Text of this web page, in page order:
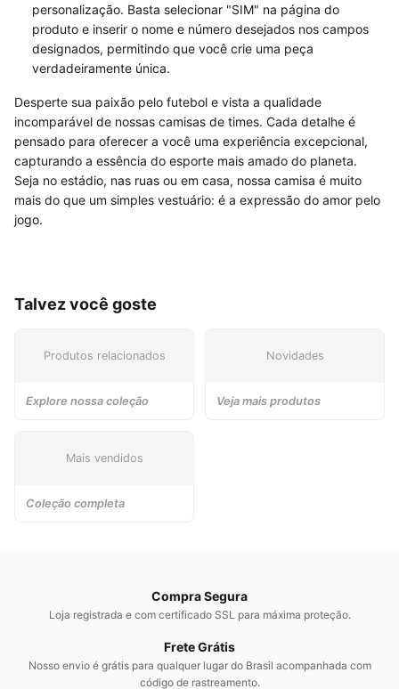
personalização. Basta selecionar "SIM" na página do
produto e inserir o nome e número desejados nos campos
designados, permitindo que você crie uma peça
verdadeiramente única.
Desperte sua paixão pelo futebol e vista a qualidade
incomparável de nossas camisas de times. Cada detalhe é
pensado para oferecer a você uma experiência excepcional,
capturando a essência do esporte mais amado do planeta.
Seja no estádio, nas ruas ou em casa, nossa camisa é muito
mais do que um simples vestuário: é a expressão do amor pelo
jogo.
Talvez você goste
Produtos relacionados
Explore nossa coleção
Novidades
Veja mais produtos
Mais vendidos
Coleção completa
Compra Segura
Loja registrada e com certificado SSL para máxima proteção.
Frete Grátis
Nosso envio é grátis para qualquer lugar do Brasil acompanhada com
código de rastreamento.